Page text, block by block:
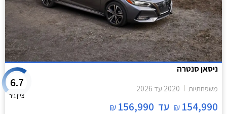
ניסאן סנטרה
משפחתיות 2020 עד 2026
154,990
₪ עד 156,990
₪
6.7
ציון גיר